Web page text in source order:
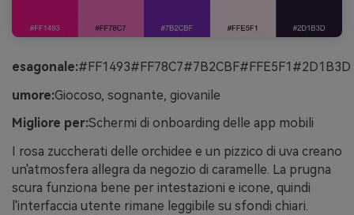
esagonale:#FF1493#FF78C7#7B2CBF#FFE5F1#2D1B3D
umore:Giocoso, sognante, giovanile
Migliore per:Schermi di onboarding delle app mobili
I rosa zuccherati delle orchidee e un pizzico di uva creano
un'atmosfera allegra da negozio di caramelle. La prugna
scura funziona bene per intestazioni e icone, quindi
l'interfaccia utente rimane leggibile su sfondi chiari.